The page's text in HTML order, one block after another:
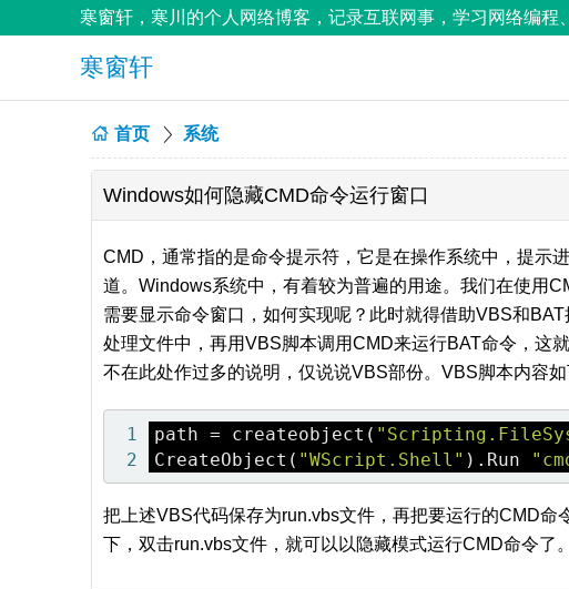
寒窗轩，寒川的个人网络博客，记录互联网事，学习网络编
寒窗轩
首页 系统
Windows如何隐藏CMD命令运行窗口
CMD，通常指的是命令提示符，它是在操作系统中，提示
道。Windows系统中，有着较为普遍的用途。我们在使用
需要显示命令窗口，如何实现呢？此时就得借助VBS和
处理文件中，再用VBS脚本调用CMD来运行BAT命令，这
不在此处作过多的说明，仅说说VBS部份。VBS脚本内容如
path = createobject(
CreateObject( "WScript.Shell" ).Run
把上述VBS代码保存为run.vbs文件，再把要运行的CMD
下，双击run.vbs文件，就可以以隐藏模式运行CMD命令了。